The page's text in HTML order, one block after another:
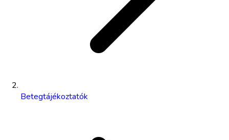
Betegtájékoztatók